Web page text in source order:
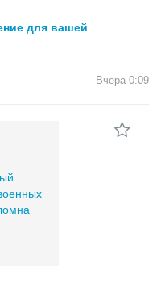
для вашей
Вчера 0:09